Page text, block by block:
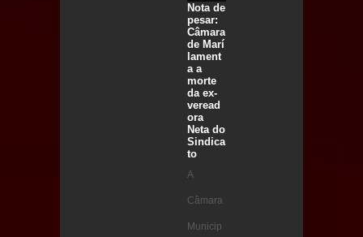
Nota de
pesar:
Câmara
de Marí
lament
a a
morte
da ex-
veread
ora
Neta do
Sindica
to
A
Câmara
Municip